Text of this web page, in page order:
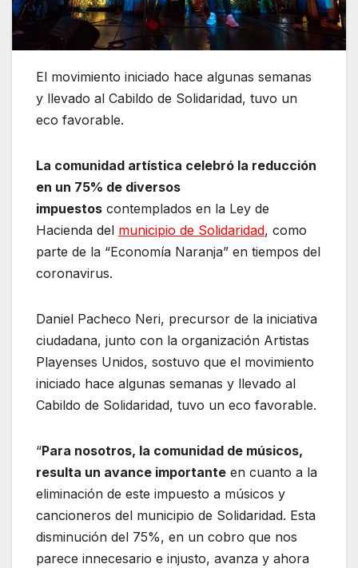
El movimiento iniciado hace algunas semanas
y llevado al Cabildo de Solidaridad, tuvo un
eco favorable.
La comunidad artística celebró la reducción
en un 75% de diversos
impuestos contemplados en la Ley de
Hacienda del municipio de Solidaridad, como
parte de la “Economía Naranja” en tiempos del
coronavirus.
Daniel Pacheco Neri, precursor de la iniciativa
ciudadana, junto con la organización Artistas
Playenses Unidos, sostuvo que el movimiento
iniciado hace algunas semanas y llevado al
Cabildo de Solidaridad, tuvo un eco favorable.
“Para nosotros, la comunidad de músicos,
resulta un avance importante en cuanto a la
eliminación de este impuesto a músicos y
cancioneros del municipio de Solidaridad. Esta
disminución del 75%, en un cobro que nos
parece innecesario e injusto, avanza y ahora